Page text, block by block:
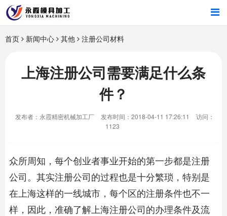
首页
产品中心
关于我们
首页 新闻中心 其他 注册公司材料
上海注册公司需要满足什么条
件？
发布者：永霞精密机械加工厂 发布时间：2018-04-11 17:26:11
访问：
1123
众所周知，每个创业者事业开始的第一步都是注册
公司。其实注册公司的过程也是十分繁琐，特别是
在上海这样的一线城市，每个区的注册条件也不一
样，因此，准确了解 上海注册公司的办理条件及流